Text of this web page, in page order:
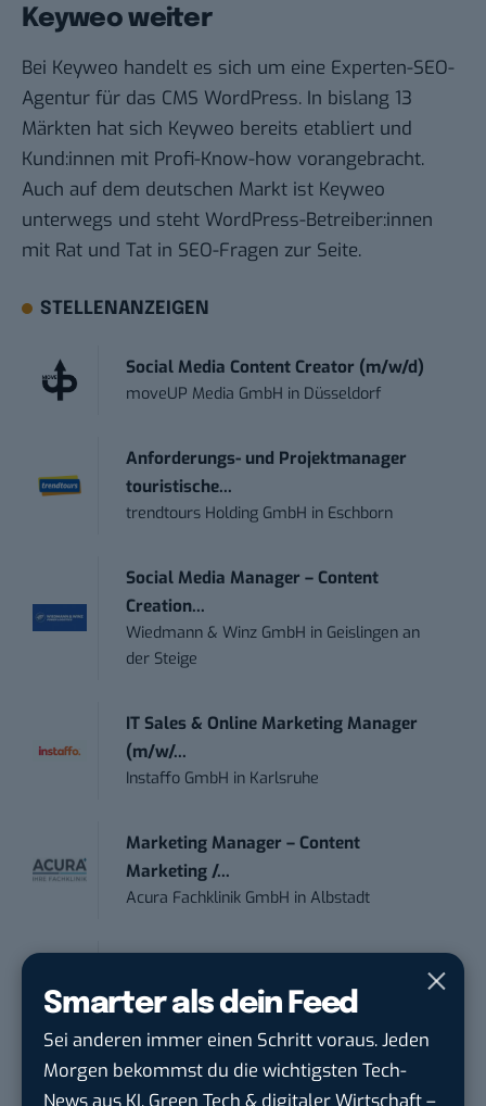
Smarter als dein Feed
Sei anderen immer einen Schritt voraus. Jeden
Morgen bekommst du die wichtigsten Tech-
News aus KI, Green Tech & digitaler Wirtschaft –
Keyweo weiter
Bei Keyweo handelt es sich um eine Experten-SEO-
Agentur für das CMS WordPress. In bislang 13
Märkten hat sich Keyweo bereits etabliert und
Kund:innen mit Profi-Know-how vorangebracht.
Auch auf dem deutschen Markt ist Keyweo
unterwegs und steht WordPress-Betreiber:innen
mit Rat und Tat in SEO-Fragen zur Seite.
STELLENANZEIGEN
Social Media Content Creator (m/w/d)
moveUP Media GmbH in Düsseldorf
Anforderungs- und Projektmanager
touristische...
trendtours Holding GmbH in Eschborn
Social Media Manager – Content
Creation...
Wiedmann & Winz GmbH in Geislingen an
der Steige
IT Sales & Online Marketing Manager
(m/w/...
Instaffo GmbH in Karlsruhe
Marketing Manager – Content
Marketing /...
Acura Fachklinik GmbH inAlbstadt
Te...
Ferdinand Bilstein GmbH & Co. KG
Ennepetal